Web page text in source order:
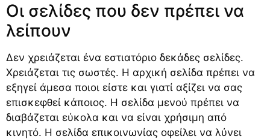
Οι σελίδες που δεν πρέπει να
λείπουν
Δεν χρειάζεται ένα εστιατόριο δεκάδες σελίδες.
Χρειάζεται τις σωστές. Η αρχική σελίδα πρέπει να
εξηγεί άμεσα ποιοι είστε και γιατί αξίζει να σας
επισκεφθεί κάποιος. Η σελίδα μενού πρέπει να
διαβάζεται εύκολα και να είναι χρήσιμη από
κινητό. Η σελίδα επικοινωνίας οφείλει να λύνει